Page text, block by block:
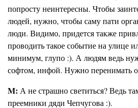
попросту неинтересны. Чтобы
людей, нужно, чтобы саму пати
люди. Видимо, придется также
проводить такое событие на улице
минимум, глупо :). А людям ведь
софтом, инфой. Нужно перенимать
M: А не страшно светиться? Ведь
преемники дяди Чепчугова :).